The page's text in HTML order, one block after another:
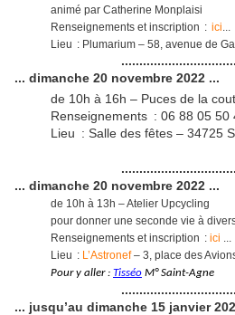
animé par Catherine Monplaisi
Renseignements et inscription : ici...
Lieu : Plumarium – 58, avenue de
... dimanche 20 novembre 2022 ...
de 10h à 16h – Puces de la
Renseignements : 06 88 05 50
Lieu : Salle des fêtes – 34725
... dimanche 20 novembre 2022 ...
de 10h à 13h – Atelier Upcycling
pour donner une seconde vie à
Renseignements et inscription : ici
Lieu : L’Astronef– 3, place des
Pour y aller : Tisséo M° Saint-Agne
... jusqu’au dimanche 15 janvier